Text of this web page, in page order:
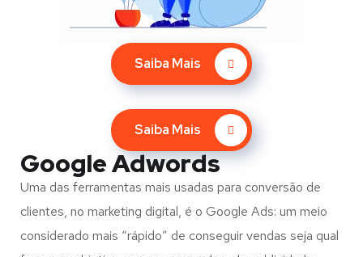
Saiba Mais
Saiba Mais
Google Adwords
Uma das ferramentas mais usadas para conversão de
clientes, no marketing digital, é o Google Ads: um meio
considerado mais “rápido” de conseguir vendas seja qual